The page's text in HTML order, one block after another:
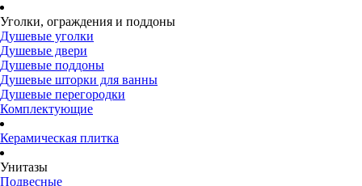
Уголки, ограждения и поддоны
Душевые уголки
Душевые двери
Душевые поддоны
Душевые шторки для ванны
Душевые перегородки
Комплектующие
Керамическая плитка
Унитазы
Подвесные